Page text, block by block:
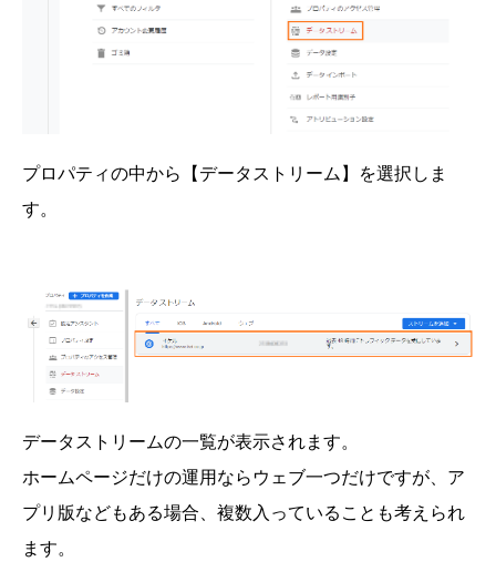
プロパティの中から【データストリーム】を選択しま
す。
データストリームの一覧が表示されます。
ホームページだけの運用ならウェブ一つだけですが、ア
プリ版などもある場合、複数入っていることも考えられ
ます。